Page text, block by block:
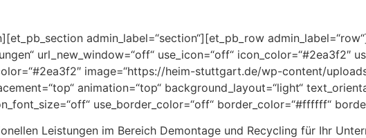
admin_label=“section“][et_pb_row
url_new_window=“off“ use_icon=“off“ icon_color=“#2ea3f2″
image=“https://heim-stuttgart.de/wp-content/
animation=“top“ background_layout=“light“
use_border_color=“off“ border_color=“#ffffff“
Leistungen im Bereich Demontage und Recycling für Ihr